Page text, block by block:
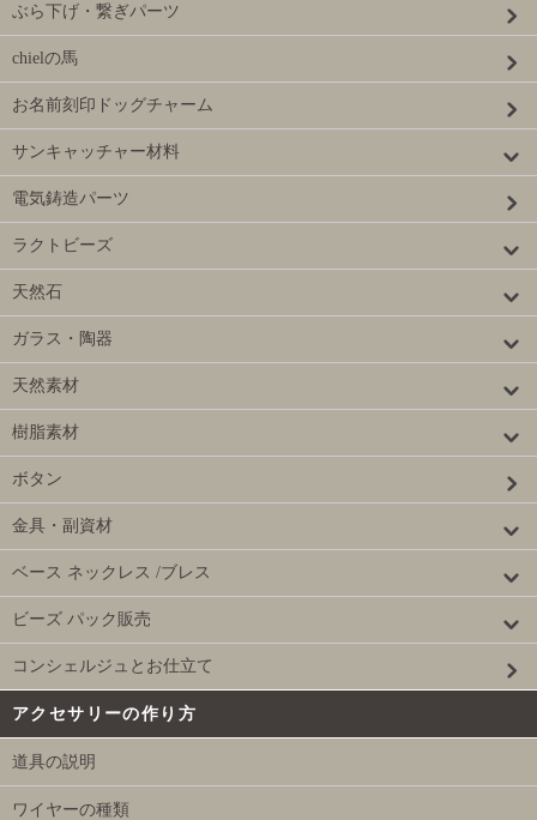
ぶら下げ・繋ぎパーツ
chielの馬
お名前刻印ドッグチャーム
サンキャッチャー材料
電気鋳造パーツ
ラクトビーズ
天然石
ガラス・陶器
天然素材
樹脂素材
ボタン
金具・副資材
ベース ネックレス /ブレス
ビーズ パック販売
コンシェルジュとお仕立て
アクセサリーの作り方
道具の説明
ワイヤーの種類